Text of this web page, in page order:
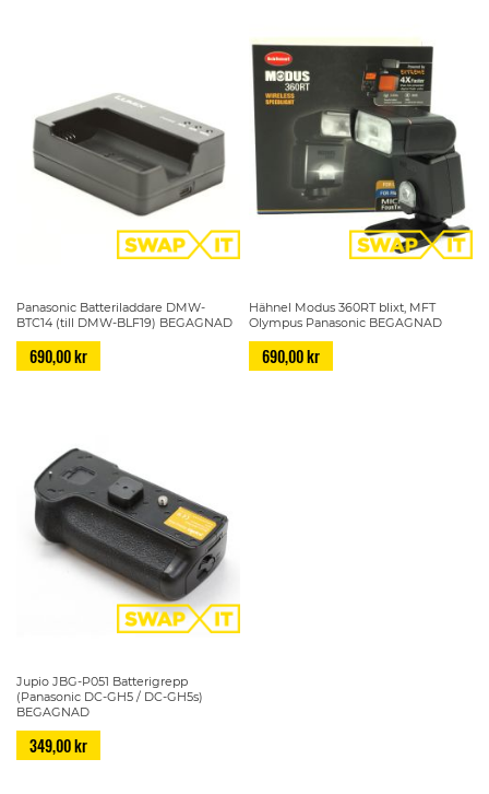
Panasonic Batteriladdare DMW-
BTC14 (till DMW-BLF19) BEGAGNAD
690,00 kr
Hähnel Modus 360RT blixt, MFT
Olympus Panasonic BEGAGNAD
690,00 kr
Jupio JBG-P051 Batterigrepp
(Panasonic DC-GH5 / DC-GH5s)
BEGAGNAD
349,00 kr